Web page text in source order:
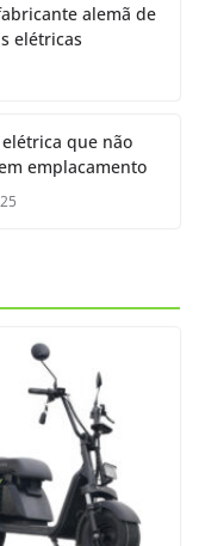
alemã de
elétricas
elétrica que não
emplacamento